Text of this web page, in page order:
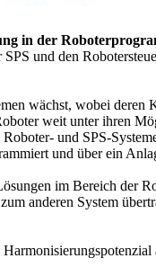
in der
und den
wächst, wobei
weit unter ihren
und SPS-
und über ein
im Bereich der
anderen System